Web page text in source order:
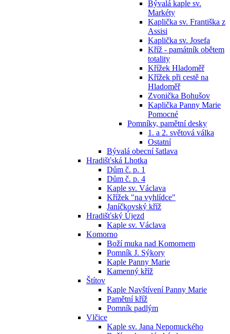
Bývalá kaple sv.
Markéty
Kaplička sv. Františka z
Assisi
Kaplička sv. Josefa
Kříž - památník obětem
totality
Křížek Hladoměř
Křížek při cestě na
Hladoměř
Zvonička Bohušov
Kaplička Panny Marie
Pomocné
Pomníky, pamětní desky
1. a 2. světová válka
Ostatní
Bývalá obecní šatlava
Hradišťská Lhotka
Dům č. p. 1
Dům č. p. 4
Kaple sv. Václava
Křížek "na vyhlídce"
Janíčkovský kříž
Hradišťský Újezd
Kaple sv. Václava
Komorno
Boží muka nad Komornem
Pomník J. Sýkory
Kaple Panny Marie
Kamenný kříž
Štítov
Kaple Navštívení Panny Marie
Pamětní kříž
Pomník padlým
Vlčice
Kaple sv. Jana Nepomuckého